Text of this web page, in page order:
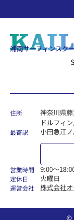
湘南サーフィンスク
住所
神奈川県
ドルフィ
最寄駅 小田急江
営業時間 9:00〜
定休日 火曜日
運営会社 株式会社
©